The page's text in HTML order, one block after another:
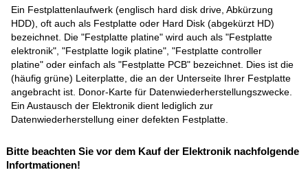
Ein Festplattenlaufwerk (englisch hard disk drive, Abkürzung
HDD), oft auch als Festplatte oder Hard Disk (abgekürzt HD)
bezeichnet. Die "Festplatte platine" wird auch als "Festplatte
elektronik", "Festplatte logik platine", "Festplatte controller
platine" oder einfach als "Festplatte PCB" bezeichnet. Dies ist die
(häufig grüne) Leiterplatte, die an der Unterseite Ihrer Festplatte
angebracht ist. Donor-Karte für Datenwiederherstellungszwecke.
Ein Austausch der Elektronik dient lediglich zur
Datenwiederherstellung einer defekten Festplatte.
Bitte beachten Sie vor dem Kauf der Elektronik nachfolgende
Infortmationen!